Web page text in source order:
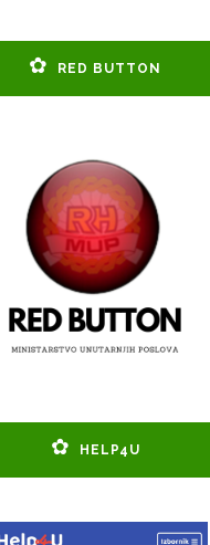
RED BUTTON
HELP4U